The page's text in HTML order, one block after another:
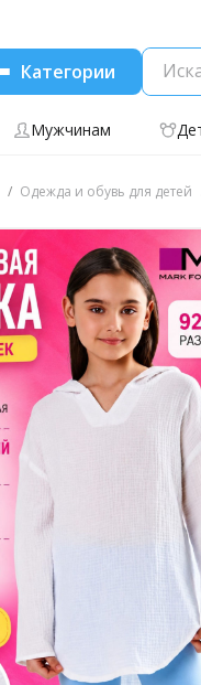
Категории
Мужчинам
Одежда и обувь для детей